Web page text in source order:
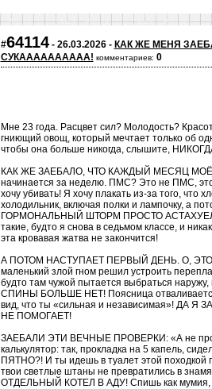
#64114- 26.03.2026 - КАК ЖЕ МЕНЯ
СУКАААААААААА! комментариев: 0
Мне 23 года. Расцвет сил? Молодость?
гниющий овощ, который мечтает только об
чтобы она больше никогда, слышите,
КАК ЖЕ ЗАЕБАЛО, ЧТО КАЖДЫЙ МЕСЯЦ
начинается за неделю. ПМС? Это не ПМС,
хочу убивать! Я хочу плакать из-за того, что
холодильник, включая полки и лампочку, а
ГОРМОНАЛЬНЫЙ ШТОРМ ПРОСТО АСТАХУЕЛ
такие, будто я снова в седьмом классе, и
эта кровавая жатва не закончится!
А ПОТОМ НАСТУПАЕТ ПЕРВЫЙ ДЕНЬ. О, ЭТО
маленький злой гном решил устроить
будто там чужой пытается выбраться
СПИНЫ БОЛЬШЕ НЕТ! Поясница
вид, что ты «сильная и независимая»!
НЕ ПОМОГАЕТ!
ЗАЕБАЛИ ЭТИ ВЕЧНЫЕ ПРОВЕРКИ: «А не
калькулятор: так, прокладка на 5 капель,
ПЯТНО?! И ты идешь в туалет этой походкой
твои светлые штаны не превратились в
ОТДЕЛЬНЫЙ КОТЕЛ В АДУ! Спишь как мумия,